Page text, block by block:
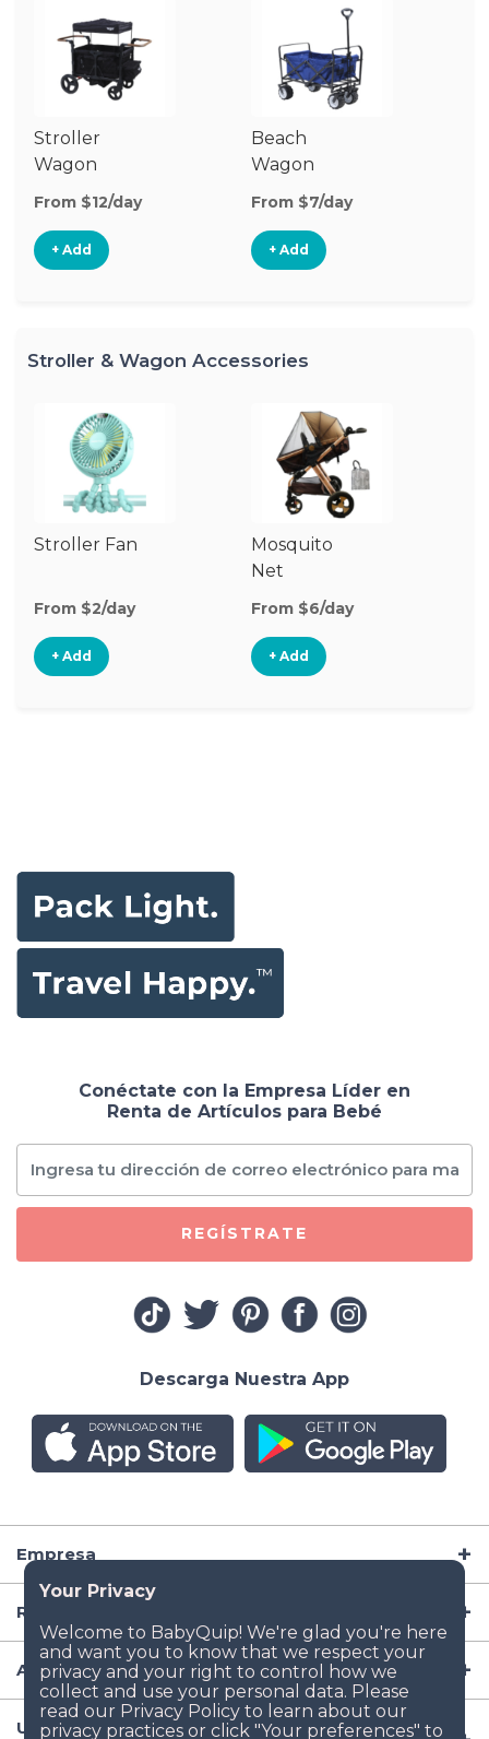
Stroller
Wagon
From $12/day
+ Add
Beach
Wagon
From $7/day
+ Add
Stroller & Wagon Accessories
Stroller Fan
From $2/day
+ Add
Mosquito
Net
From $6/day
+ Add
Empresa
Recursos
Artículos para Bebé
Ubicaciones Populares de Renta de Artículos para
Conéctate con la Empresa Líder en
Renta de Artículos para Bebé
REGÍSTRATE
Descarga Nuestra App